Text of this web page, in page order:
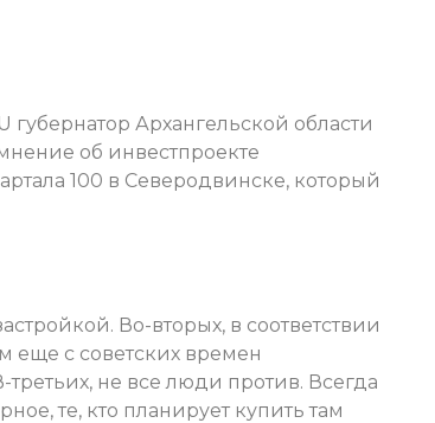
Архангельской области
об инвестпроекте
100 в Северодвинске, который
Во-вторых, в соответствии
еще с советских времен
не все люди против. Всегда
те, кто планирует купить там